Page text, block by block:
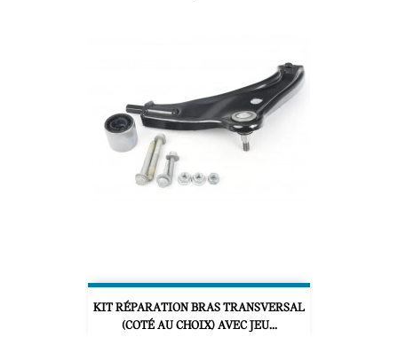
KIT RÉPARATION BRAS TRANSVERSAL
(COTÉ AU CHOIX) AVEC JEU...